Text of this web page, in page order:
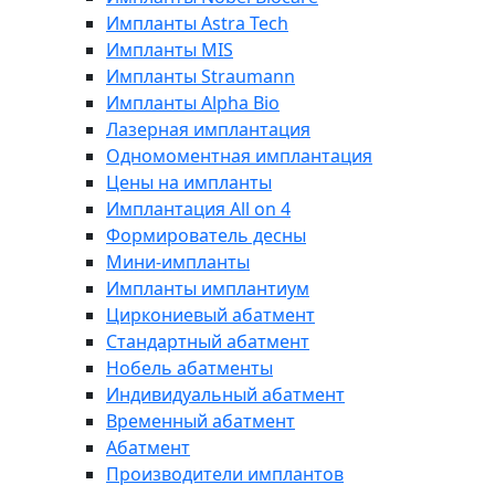
Импланты Astra Tech
Импланты MIS
Импланты Straumann
Импланты Alpha Bio
Лазерная имплантация
Одномоментная имплантация
Цены на импланты
Имплантация All on 4
Формирователь десны
Мини-импланты
Импланты имплантиум
Циркониевый абатмент
Стандартный абатмент
Нобель абатменты
Индивидуальный абатмент
Временный абатмент
Абатмент
Производители имплантов